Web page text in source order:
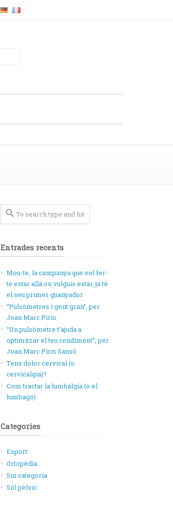
Entrades recents
Mou-te, la campanya que vol fer-
te estar allà on vulguis estar, ja té
el seu primer guanyador
“Pulsòmetres i gent gran”, per
Joan Marc Piris
“Un pulsòmetre t’ajuda a
optimitzar el teu rendiment”, per
Joan Marc Piris Sansó
Tens dolor cervical (o
cervicalgia)?
Com tractar la lumbàlgia (o el
lumbago)
Categories
Esport
Ortopèdia
Sin categoría
Sòl pèlvic